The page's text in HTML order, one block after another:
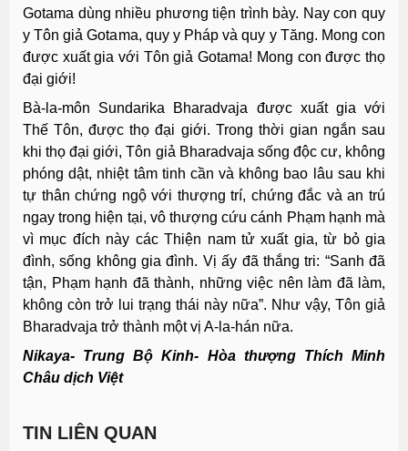
Gotama dùng nhiều phương tiện trình bày. Nay con quy
y Tôn giả Gotama, quy y Pháp và quy y Tăng. Mong con
được xuất gia với Tôn giả Gotama! Mong con được thọ
đại giới!
Bà-la-môn Sundarika Bharadvaja được xuất gia với
Thế Tôn, được thọ đại giới. Trong thời gian ngắn sau
khi thọ đại giới, Tôn giả Bharadvaja sống độc cư, không
phóng dật, nhiệt tâm tinh cần và không bao lâu sau khi
tự thân chứng ngộ với thượng trí, chứng đắc và an trú
ngay trong hiện tại, vô thượng cứu cánh Phạm hạnh mà
vì mục đích này các Thiện nam tử xuất gia, từ bỏ gia
đình, sống không gia đình. Vị ấy đã thắng tri: “Sanh đã
tận, Phạm hạnh đã thành, những việc nên làm đã làm,
không còn trở lui trạng thái này nữa”. Như vậy, Tôn giả
Bharadvaja trở thành một vị A-la-hán nữa.
Nikaya- Trung Bộ Kinh- Hòa thượng Thích Minh
Châu dịch Việt
TIN LIÊN QUAN